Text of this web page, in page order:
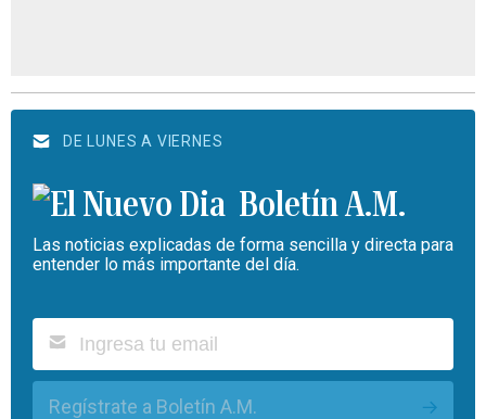
DE LUNES A VIERNES
Boletín A.M.
Las noticias explicadas de forma sencilla y directa para
entender lo más importante del día.
Regístrate a Boletín A.M.